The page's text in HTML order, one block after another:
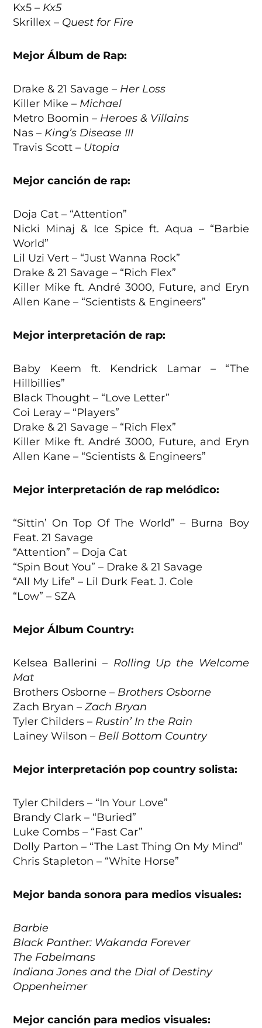
Kx5 – Kx5
Skrillex – Quest for Fire
Mejor Álbum de Rap:
Drake & 21 Savage – Her Loss
Killer Mike – Michael
Metro Boomin – Heroes & Villains
Nas – King’s Disease III
Travis Scott – Utopia
Mejor canción de rap:
Doja Cat – “Attention”
Nicki Minaj & Ice Spice ft. Aqua – “Barbie
World”
Lil Uzi Vert – “Just Wanna Rock”
Drake & 21 Savage – “Rich Flex”
Killer Mike ft. André 3000, Future, and Eryn
Allen Kane – “Scientists & Engineers”
Mejor interpretación de rap:
Baby Keem ft. Kendrick Lamar – “The
Hillbillies”
Black Thought – “Love Letter”
Coi Leray – “Players”
Drake & 21 Savage – “Rich Flex”
Killer Mike ft. André 3000, Future, and Eryn
Allen Kane – “Scientists & Engineers”
Mejor interpretación de rap melódico:
“Sittin’ On Top Of The World” – Burna Boy
Feat. 21 Savage
“Attention” – Doja Cat
“Spin Bout You” – Drake & 21 Savage
“All My Life” – Lil Durk Feat. J. Cole
“Low” – SZA
Mejor Álbum Country:
Kelsea Ballerini – Rolling Up the Welcome
Mat
Brothers Osborne – Brothers Osborne
Zach Bryan –Zach Bryan
Tyler Childers – Rustin’ In the Rain
Lainey Wilson – Bell Bottom Country
Mejor interpretación pop country solista:
Tyler Childers – “In Your Love”
Brandy Clark – “Buried”
Luke Combs – “Fast Car”
Dolly Parton – “The Last Thing On My Mind”
Chris Stapleton – “White Horse”
Mejor banda sonora para medios visuales:
Barbie
Black Panther: Wakanda Forever
The Fabelmans
Indiana Jones and the Dial of Destiny
Oppenheimer
Mejor canción para medios visuales: